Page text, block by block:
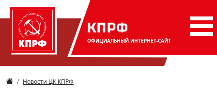
КПРФ
ОФИЦИАЛЬНЫЙ ИНТЕРНЕТ-САЙТ
Новости ЦК КПРФ